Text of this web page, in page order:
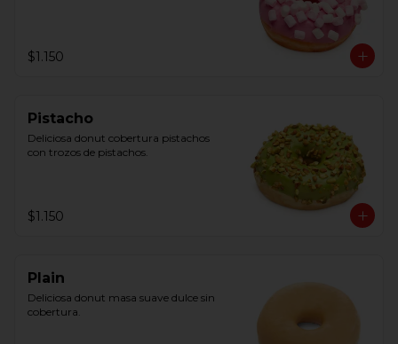
$1.150
Pistacho
Deliciosa donut cobertura pistachos
con trozos de pistachos.
$1.150
Plain
Deliciosa donut masa suave dulce sin
cobertura.